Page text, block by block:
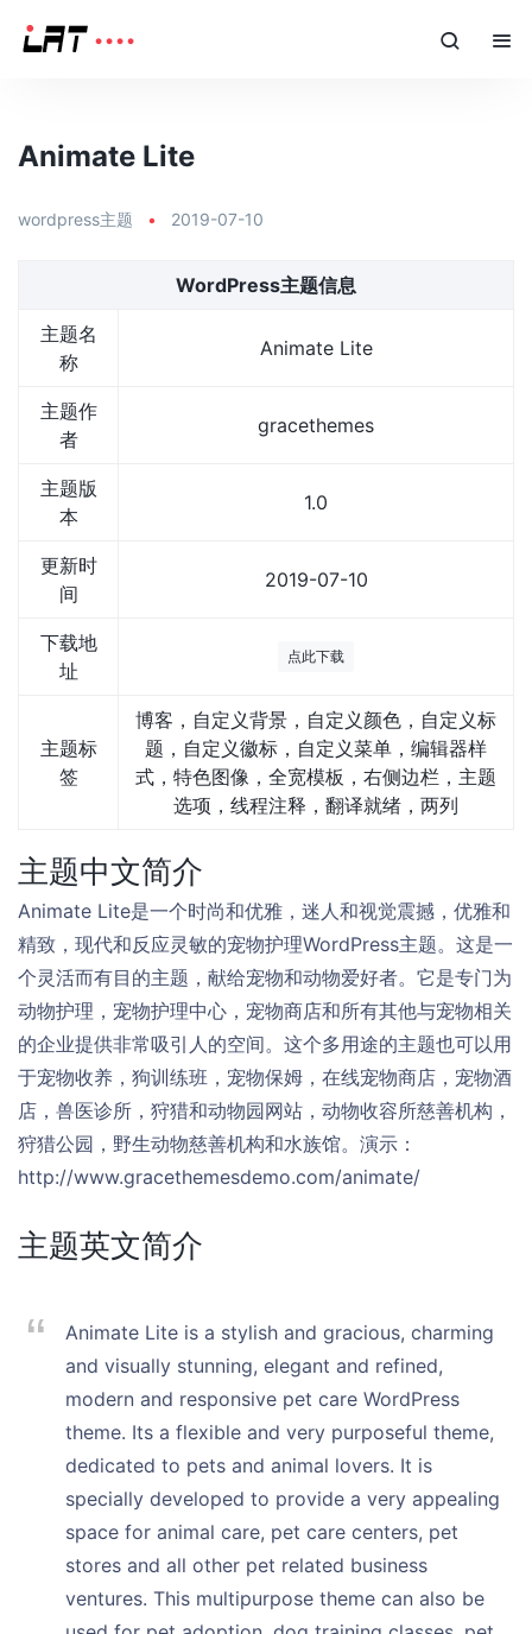
Animate Lite
wordpress主题 • 2019-07-10
WordPress主题信息
主题名
称
Animate Lite
主题作
者
gracethemes
主题版
本
1.0
更新时
间
2019-07-10
下载地
址
点此下载
主题标
签
博客，自定义背景，自定义颜色，自定义标
题，自定义徽标，自定义菜单，编辑器样
式，特色图像，全宽模板，右侧边栏，主题
选项，线程注释，翻译就绪，两列
主题中文简介
Animate Lite是一个时尚和优雅，迷人和视觉震撼，优雅和
精致，现代和反应灵敏的宠物护理WordPress主题。这是一
个灵活而有目的主题，献给宠物和动物爱好者。它是专门为
动物护理，宠物护理中心，宠物商店和所有其他与宠物相关
的企业提供非常吸引人的空间。这个多用途的主题也可以用
于宠物收养，狗训练班，宠物保姆，在线宠物商店，宠物酒
店，兽医诊所，狩猎和动物园网站，动物收容所慈善机构，
狩猎公园，野生动物慈善机构和水族馆。演示：
http://www.gracethemesdemo.com/animate/
主题英文简介
Animate Lite is a stylish and gracious, charming
and visually stunning, elegant and refined,
modern and responsive pet care WordPress
theme. Its a flexible and very purposeful theme,
dedicated to pets and animal lovers. It is
specially developed to provide a very appealing
space for animal care, pet care centers, pet
stores and all other pet related business
ventures. This multipurpose theme can also be